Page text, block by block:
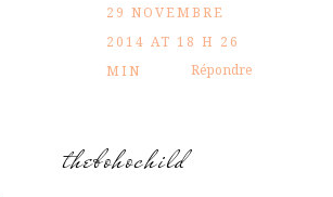
29 NOVEMBRE
2014 AT 18 H 26
MIN
Répondre
thebohochild